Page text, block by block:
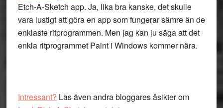
Etch-A-Sketch app. Ja, lika bra kanske, det skulle
vara lustigt att göra en app som fungerar sämre än de
enklaste ritprogrammen. Men jag kan ju säga att det
enkla ritprogrammet Paint i Windows kommer nära.
Intressant? Läs även andra bloggares åsikter om